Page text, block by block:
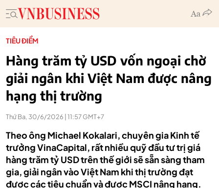
TIÊU ĐIỂM
Hàng trăm tỷ USD vốn ngoại chờ
giải ngân khi Việt Nam được nâng
hạng thị trường
Thứ Ba, 30/6/2026 | 11:57 GMT+7
Theo ông Michael Kokalari, chuyên gia Kinh tế
trưởng VinaCapital, rất nhiều quỹ đầu tư trị giá
hàng trăm tỷ USD trên thế giới sẽ sẵn sàng tham
gia, giải ngân vào Việt Nam khi thị trường đạt
được các tiêu chuẩn và được MSCI nâng hạng.